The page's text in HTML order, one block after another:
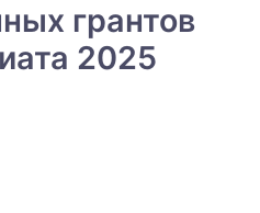
грантов
2025